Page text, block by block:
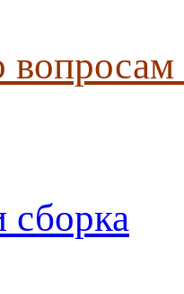
сборка